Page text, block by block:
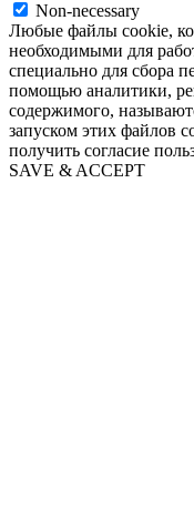
Non-necessary
Любые файлы cookie,
необходимыми для
специально для сбора
помощью аналитики,
содержимого,
запуском этих файлов
получить согласие
SAVE & ACCEPT